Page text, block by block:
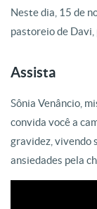
Neste dia, 15 de
pastoreio de Davi,
Assista
Sônia Venâncio,
convida você a
gravidez, vivendo
ansiedades pela